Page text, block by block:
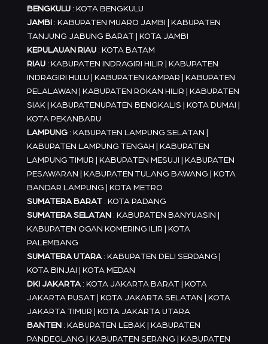
BENGKULU: KOTA BENGKULU
JAMBI: KABUPATEN MUARO JAMBI | KABUPATEN
TANJUNG JABUNG BARAT | KOTA JAMBI
KEPULAUAN RIAU: KOTA BATAM
RIAU: KABUPATEN INDRAGIRI HILIR | KABUPATEN
INDRAGIRI HULU | KABUPATEN KAMPAR | KABUPATEN
PELALAWAN | KABUPATEN ROKAN HILIR | KABUPATEN
SIAK | KABUPATENUPATEN BENGKALIS | KOTA DUMAI |
KOTA PEKANBARU
LAMPUNG: KABUPATEN LAMPUNG SELATAN |
KABUPATEN LAMPUNG TENGAH | KABUPATEN
LAMPUNG TIMUR | KABUPATEN MESUJI | KABUPATEN
PESAWARAN | KABUPATEN TULANG BAWANG | KOTA
BANDAR LAMPUNG | KOTA METRO
SUMATERA BARAT: KOTA PADANG
SUMATERA SELATAN: KABUPATEN BANYUASIN |
KABUPATEN OGAN KOMERING ILIR | KOTA
PALEMBANG
SUMATERA UTARA: KABUPATEN DELI SERDANG |
KOTA BINJAI | KOTA MEDAN
DKI JAKARTA: KOTA JAKARTA BARAT | KOTA
JAKARTA PUSAT | KOTA JAKARTA SELATAN | KOTA
JAKARTA TIMUR | KOTA JAKARTA UTARA
BANTEN: KABUPATEN LEBAK | KABUPATEN
PANDEGLANG | KABUPATEN SERANG | KABUPATEN